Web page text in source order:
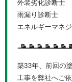
外装劣化診断士
雨漏り診断士
エネルギーマネ
築33年、前回の
工事を弊社へご